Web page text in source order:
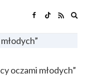
oczami młodych”